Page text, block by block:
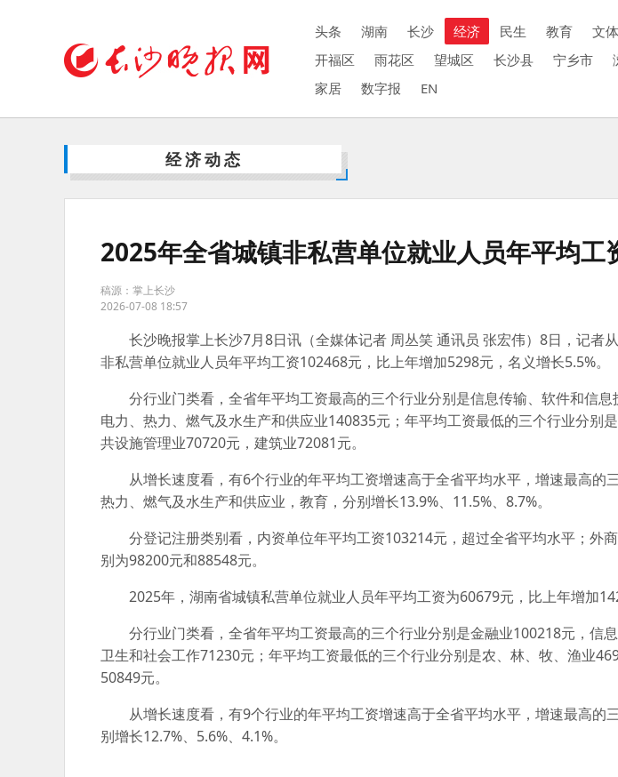
头条 湖南 长沙 经济 民生 教育 文体
开福区
雨花区 望城区 长沙县 宁乡市
家居
数字报 EN
经济动态
2025年全省城镇非私营单位就业人员年平均工
稿源：掌上长沙
2026-07-08 18:57
长沙晚报掌上长沙7月8日讯（全媒体记者 周丛笑 通讯员 张宏伟）8日，记者
非私营单位就业人员年平均工资102468元，比上年增加5298元，名义增长5.5%。
分行业门类看，全省年平均工资最高的三个行业分别是信息传输、软件和信
电力、热力、燃气及水生产和供应业140835元；年平均工资最低的三个行业分别
共设施管理业70720元，建筑业72081元。
从增长速度看，有6个行业的年平均工资增速高于全省平均水平，增速最高的
热力、燃气及水生产和供应业，教育，分别增长13.9%、11.5%、8.7%。
分登记注册类别看，内资单位年平均工资103214元，超过全省平均水平；外
别为98200元和88548元。
2025年，湖南省城镇私营单位就业人员年平均工资为60679元，比上年增加
分行业门类看，全省年平均工资最高的三个行业分别是金融业100218元，信
卫生和社会工作71230元；年平均工资最低的三个行业分别是农、林、牧、渔业
50849元。
从增长速度看，有9个行业的年平均工资增速高于全省平均水平，增速最高的
别增长12.7%、5.6%、4.1%。